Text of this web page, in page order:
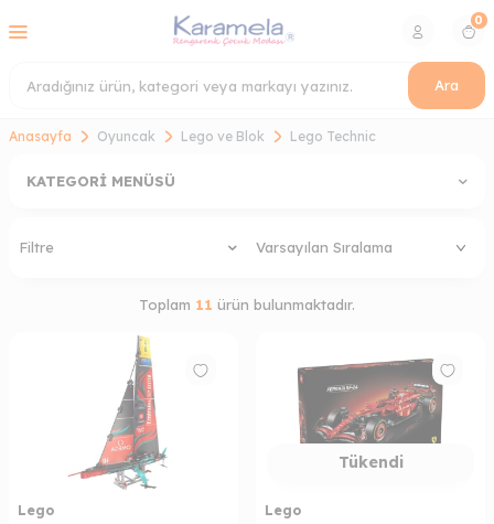
Ara
0
Anasayfa Oyuncak Lego ve Blok Lego Technic
KATEGORI MENÜSÜ
Filtre
Toplam 11 ürün bulunmaktadır.
Lego
Tükendi
Lego